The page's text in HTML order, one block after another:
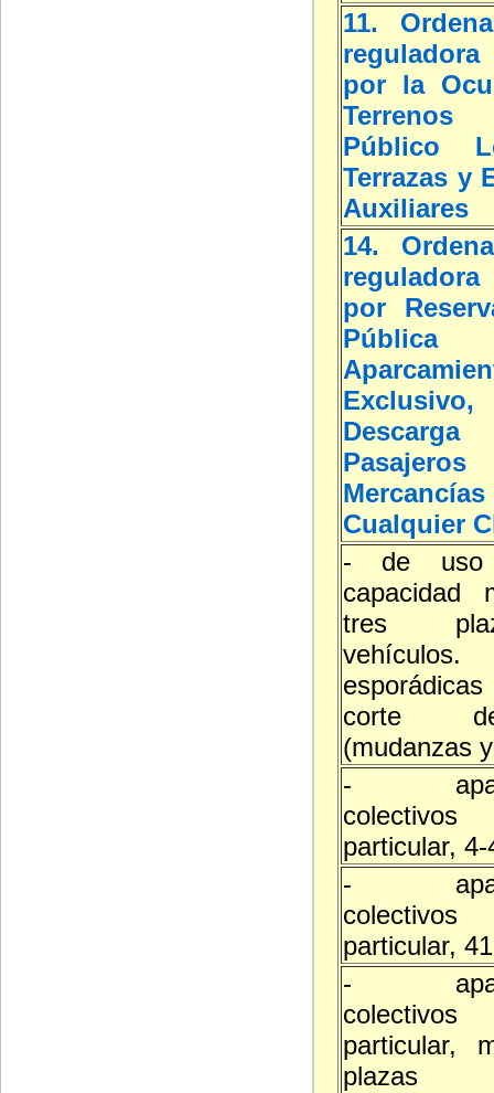
11.
por la
Público
Terrazas y
Auxiliares
14.
por
Cualquier
- de uso
capacidad
tres
vehículos.
corte
(mudanzas
-
particular,
-
particular,
-
particular,
plazas